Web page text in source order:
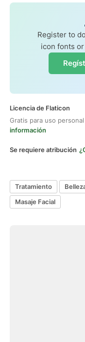
Register to
icon fonts
Licencia de Flaticon
Gratis para uso
información
Se requiere atribución
Tratamiento
Masaje Facial